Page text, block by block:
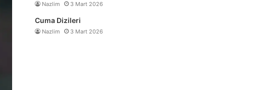
Nazlim 3 Mart 2026
Cuma Dizileri
Nazlim 3 Mart 2026